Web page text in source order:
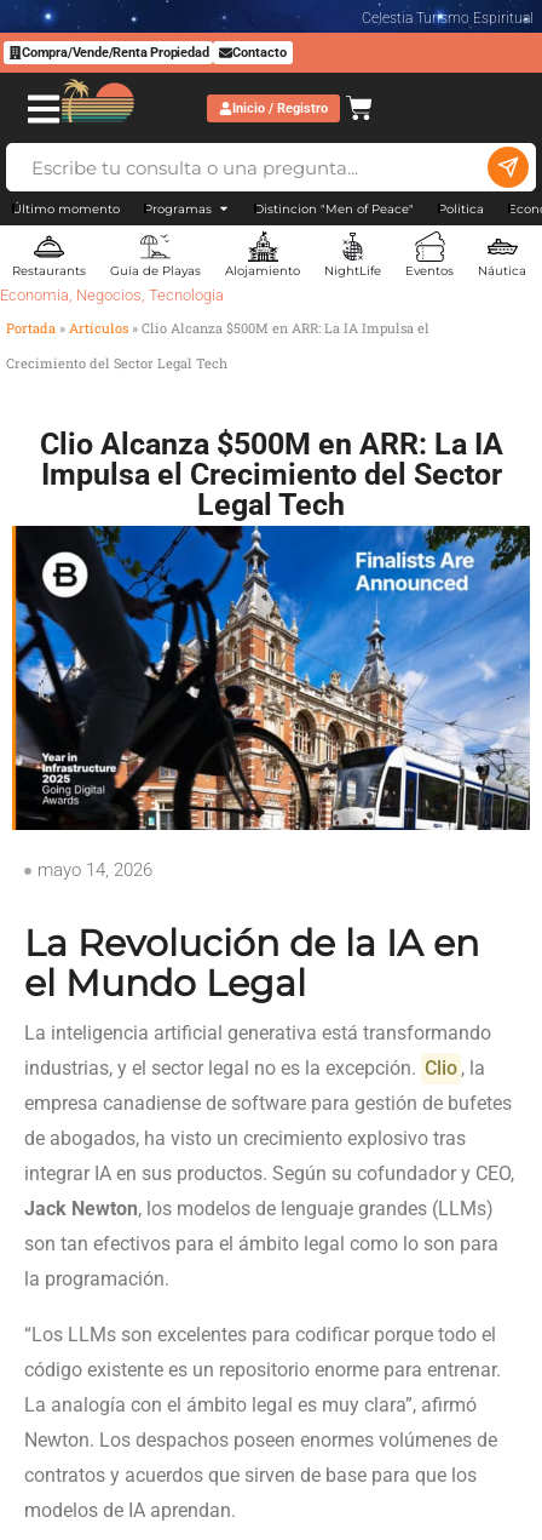
Celestia Turismo Espiritual
Compra/Vende/Renta Propiedad Contacto
Inicio / Registro
Último momento Programas Distincion "Men of Peace" Politica
Restaurants Guía de Playas Alojamiento NightLife Eventos Náutica
Economia, Negocios, Tecnologia
Portada » Artículos » Clio Alcanza $500M en ARR: La IA Impulsa el
Crecimiento del Sector Legal Tech
Clio Alcanza $500M en ARR: La IA
Impulsa el Crecimiento del Sector
Legal Tech
mayo 14, 2026
La Revolución de la IA en
el Mundo Legal
La inteligencia artificial generativa está transformando
industrias, y el sector legal no es la excepción. Clio , la
empresa canadiense de software para gestión de bufetes
de abogados, ha visto un crecimiento explosivo tras
integrar IA en sus productos. Según su cofundador y CEO,
Jack Newton, los modelos de lenguaje grandes (LLMs)
son tan efectivos para el ámbito legal como lo son para
la programación.
“Los LLMs son excelentes para codificar porque todo el
código existente es un repositorio enorme para entrenar.
La analogía con el ámbito legal es muy clara”, afirmó
Newton. Los despachos poseen enormes volúmenes de
contratos y acuerdos que sirven de base para que los
modelos de IA aprendan.